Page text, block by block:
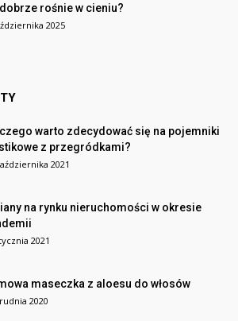
rośnie w cieniu?
2025
warto zdecydować się na pojemniki
z przegródkami?
2021
na rynku nieruchomości w okresie
2021
maseczka z aloesu do włosów
2020